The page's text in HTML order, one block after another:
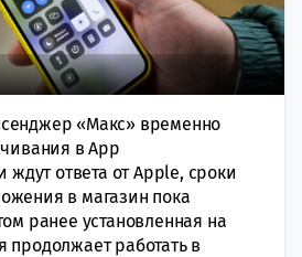
«Макс» временно
в App
ждут ответа от Apple, сроки
в магазин пока
ранее установленная на
продолжает работать в